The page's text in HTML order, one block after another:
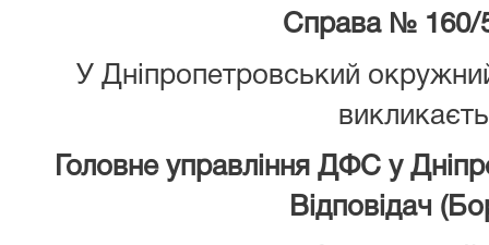
Справа № 160/
У Дніпропетровський
Головне управління ДФС у
Відповідач